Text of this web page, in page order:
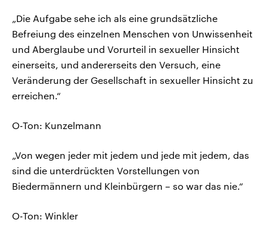
„Die Aufgabe sehe ich als eine grundsätzliche
Befreiung des einzelnen Menschen von Unwissenheit
und Aberglaube und Vorurteil in sexueller Hinsicht
einerseits, und andererseits den Versuch, eine
Veränderung der Gesellschaft in sexueller Hinsicht zu
erreichen.“
O-Ton: Kunzelmann
„Von wegen jeder mit jedem und jede mit jedem, das
sind die unterdrückten Vorstellungen von
Biedermännern und Kleinbürgern – so war das nie.“
O-Ton: Winkler